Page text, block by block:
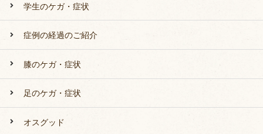
学生のケガ・症状
症例の経過のご紹介
膝のケガ・症状
足のケガ・症状
オスグッド